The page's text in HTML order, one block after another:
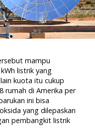
mampu
listrik yang
kuota itu cukup
rumah di Amerika per
ini bisa
yang dilepaskan
pembangkit listrik